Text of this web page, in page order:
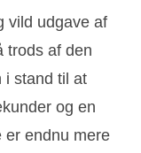
vild udgave af
trods af den
i stand til at
og en
er endnu mere